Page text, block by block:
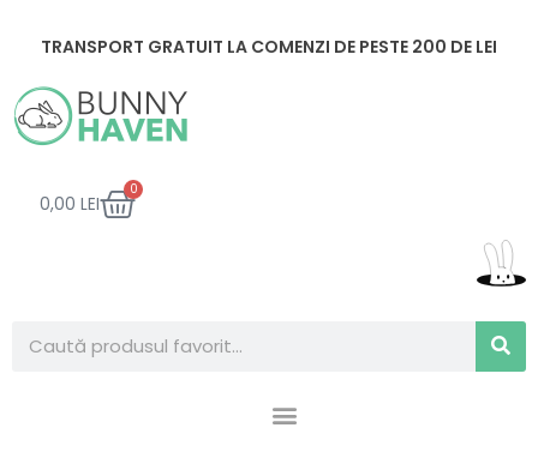
TRANSPORT GRATUIT LA COMENZI DE PESTE 200 DE LEI
0,00 LEI
0
CART
Search